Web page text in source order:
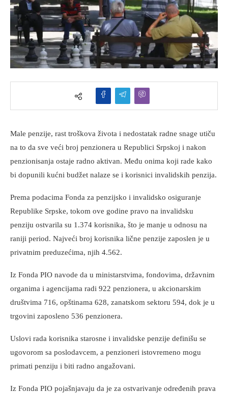
Male penzije, rast troškova života i nedostatak radne snage utiču
na to da sve veći broj penzionera u Republici Srpskoj i nakon
penzionisanja ostaje radno aktivan. Među onima koji rade kako
bi dopunili kućni budžet nalaze se i korisnici invalidskih penzija.
Prema podacima Fonda za penzijsko i invalidsko osiguranje
Republike Srpske, tokom ove godine pravo na invalidsku
penziju ostvarila su 1.374 korisnika, što je manje u odnosu na
raniji period. Najveći broj korisnika lične penzije zaposlen je u
privatnim preduzećima, njih 4.562.
Iz Fonda PIO navode da u ministarstvima, fondovima, državnim
organima i agencijama radi 922 penzionera, u akcionarskim
društvima 716, opštinama 628, zanatskom sektoru 594, dok je u
trgovini zaposleno 536 penzionera.
Uslovi rada korisnika starosne i invalidske penzije definišu se
ugovorom sa poslodavcem, a penzioneri istovremeno mogu
primati penziju i biti radno angažovani.
Iz Fonda PIO pojašnjavaju da je za ostvarivanje određenih prava